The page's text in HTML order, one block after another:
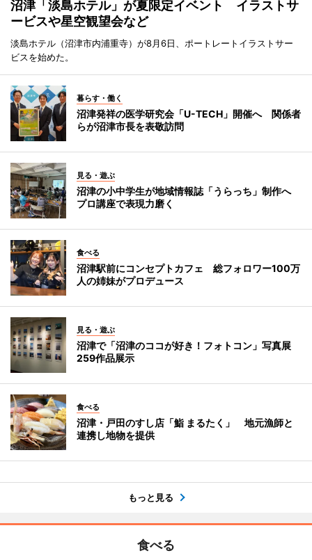
沼津「淡島ホテル」が夏限定イベント イラストサ
ービスや星空観望会など
淡島ホテル（沼津市内浦重寺）が8月6日、ポートレートイラストサー
ビスを始めた。
暮らす・働く
沼津発祥の医学研究会「U-TECH」開催へ 関係者
らが沼津市長を表敬訪問
見る・遊ぶ
沼津の小中学生が地域情報誌「うらっち」制作へ
プロ講座で表現力磨く
食べる
沼津駅前にコンセプトカフェ 総フォロワー100万
人の姉妹がプロデュース
見る・遊ぶ
沼津で「沼津のココが好き！フォトコン」写真展
259作品展示
食べる
沼津・戸田のすし店「鮨 まるたく」 地元漁師と
連携し地物を提供
もっと見る
食べる